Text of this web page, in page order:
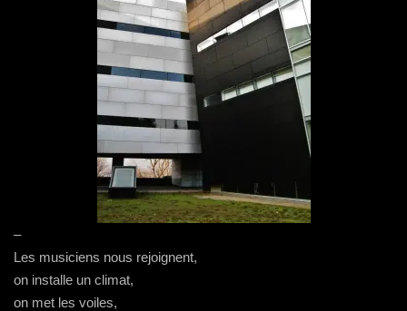
–
Les musiciens nous rejoignent,
on installe un climat,
on met les voiles,